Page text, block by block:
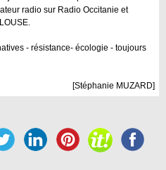
radio sur Radio Occitanie et
- résistance- écologie - toujours
[Stéphanie MUZARD]